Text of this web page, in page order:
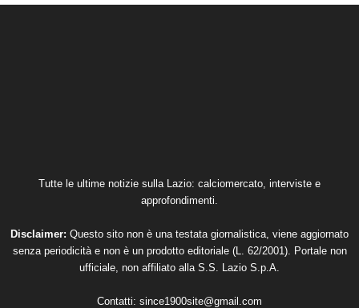
Tutte le ultime notizie sulla Lazio: calciomercato, interviste e
approfondimenti.
Disclaimer: Questo sito non è una testata giornalistica, viene aggiornato
senza periodicità e non è un prodotto editoriale (L. 62/2001). Portale non
ufficiale, non affiliato alla S.S. Lazio S.p.A.
Contatti: since1900site@gmail.com